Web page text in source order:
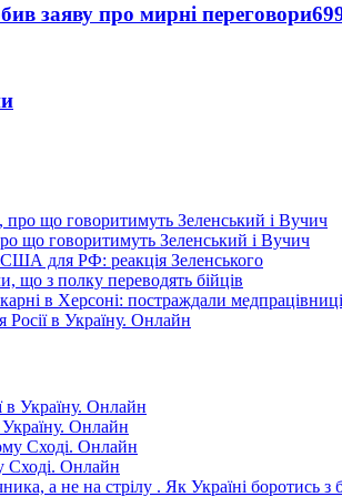
заяву про мирні переговори
що говоритимуть Зеленський і Вучич
США для РФ: реакція Зеленського
що з полку переводять бійців
в Херсоні: постраждали медпрацівниці
Росії в Україну. Онлайн
Україну. Онлайн
Сході. Онлайн